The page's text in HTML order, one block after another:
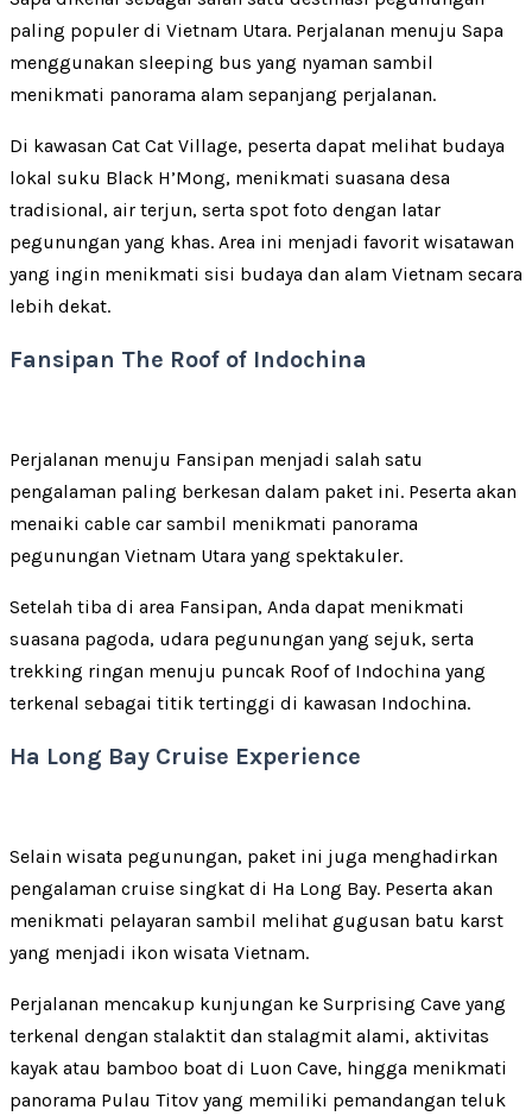
paling populer di Vietnam Utara. Perjalanan menuju Sapa
menggunakan sleeping bus yang nyaman sambil
menikmati panorama alam sepanjang perjalanan.
Di kawasan Cat Cat Village, peserta dapat melihat budaya
lokal suku Black H’Mong, menikmati suasana desa
tradisional, air terjun, serta spot foto dengan latar
pegunungan yang khas. Area ini menjadi favorit wisatawan
yang ingin menikmati sisi budaya dan alam Vietnam secara
lebih dekat.
Fansipan The Roof of Indochina
Perjalanan menuju Fansipan menjadi salah satu
pengalaman paling berkesan dalam paket ini. Peserta akan
menaiki cable car sambil menikmati panorama
pegunungan Vietnam Utara yang spektakuler.
Setelah tiba di area Fansipan, Anda dapat menikmati
suasana pagoda, udara pegunungan yang sejuk, serta
trekking ringan menuju puncak Roof of Indochina yang
terkenal sebagai titik tertinggi di kawasan Indochina.
Ha Long Bay Cruise Experience
Selain wisata pegunungan, paket ini juga menghadirkan
pengalaman cruise singkat di Ha Long Bay. Peserta akan
menikmati pelayaran sambil melihat gugusan batu karst
yang menjadi ikon wisata Vietnam.
Perjalanan mencakup kunjungan ke Surprising Cave yang
terkenal dengan stalaktit dan stalagmit alami, aktivitas
kayak atau bamboo boat di Luon Cave, hingga menikmati
panorama Pulau Titov yang memiliki pemandangan teluk